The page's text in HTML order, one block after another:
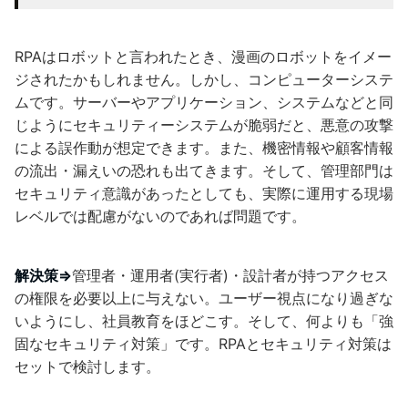
RPAはロボットと言われたとき、漫画のロボットをイメー
ジされたかもしれません。しかし、コンピューターシステ
ムです。サーバーやアプリケーション、システムなどと同
じようにセキュリティーシステムが脆弱だと、悪意の攻撃
による誤作動が想定できます。また、機密情報や顧客情報
の流出・漏えいの恐れも出てきます。そして、管理部門は
セキュリティ意識があったとしても、実際に運用する現場
レベルでは配慮がないのであれば問題です。
解決策⇒管理者・運用者(実行者)・設計者が持つアクセス
の権限を必要以上に与えない。ユーザー視点になり過ぎな
いようにし、社員教育をほどこす。そして、何よりも「強
固なセキュリティ対策」です。RPAとセキュリティ対策は
セットで検討します。